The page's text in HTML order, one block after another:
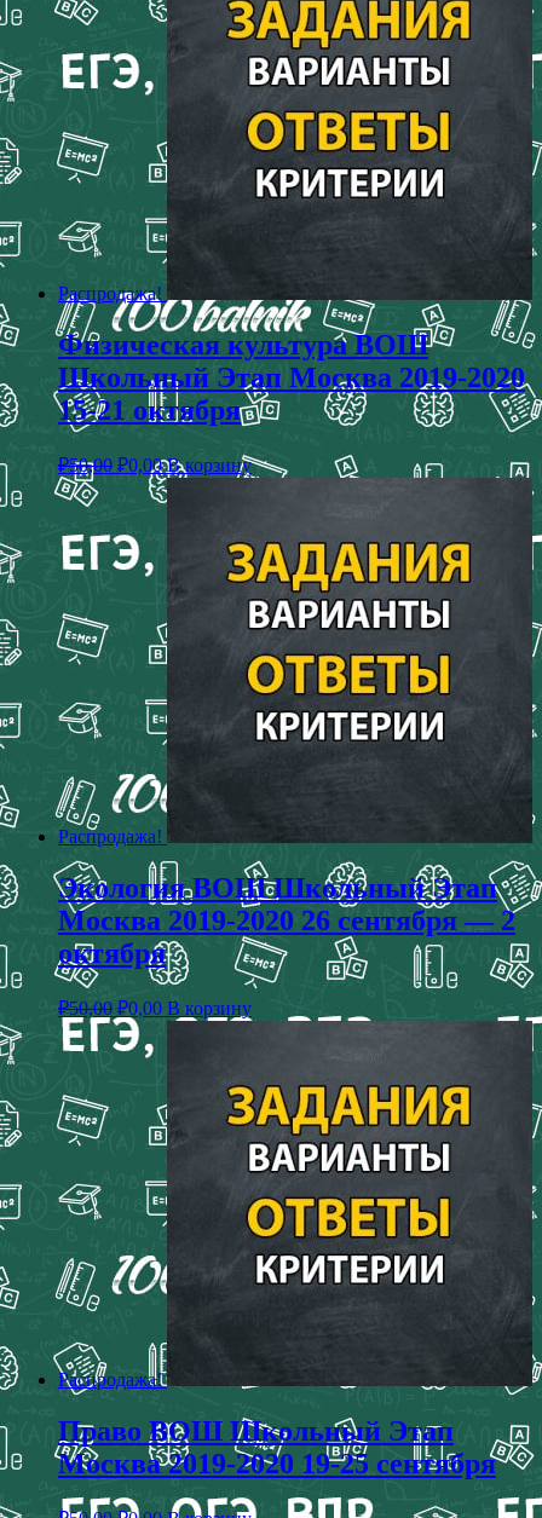
Распродажа!
Физическая культура ВОШ
Школьный Этап Москва 2019-2020
15-21 октября
₽50,00 ₽0,00 В корзину
Распродажа!
Экология ВОШ Школьный Этап
Москва 2019-2020 26 сентября — 2
октября
₽50,00 ₽0,00 В корзину
Распродажа!
Право ВОШ Школьный Этап
Москва 2019-2020 19-25 сентября